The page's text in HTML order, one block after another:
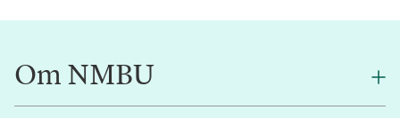
Om NMBU